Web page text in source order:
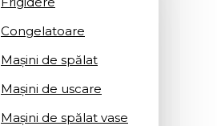
Congelatoare
Mașini de spălat
Mașini de uscare
Mașini de spălat vase